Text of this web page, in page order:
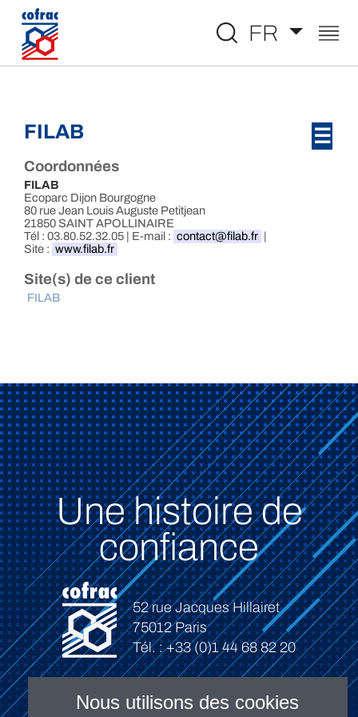
Aller au contenu
FR
FILAB ☰
Coordonnées
FILAB
Ecoparc Dijon Bourgogne
80 rue Jean Louis Auguste Petitjean
21850 SAINT APOLLINAIRE
Tél : 03.80.52.32.05 | E-mail : contact@filab.fr |
Site : www.filab.fr
Site(s) de ce client
FILAB
Une histoire de
confiance
52 rue Jacques Hillairet
75012 Paris
Tél. : +33 (0)1 44 68 82 20
Nous utilisons des cookies